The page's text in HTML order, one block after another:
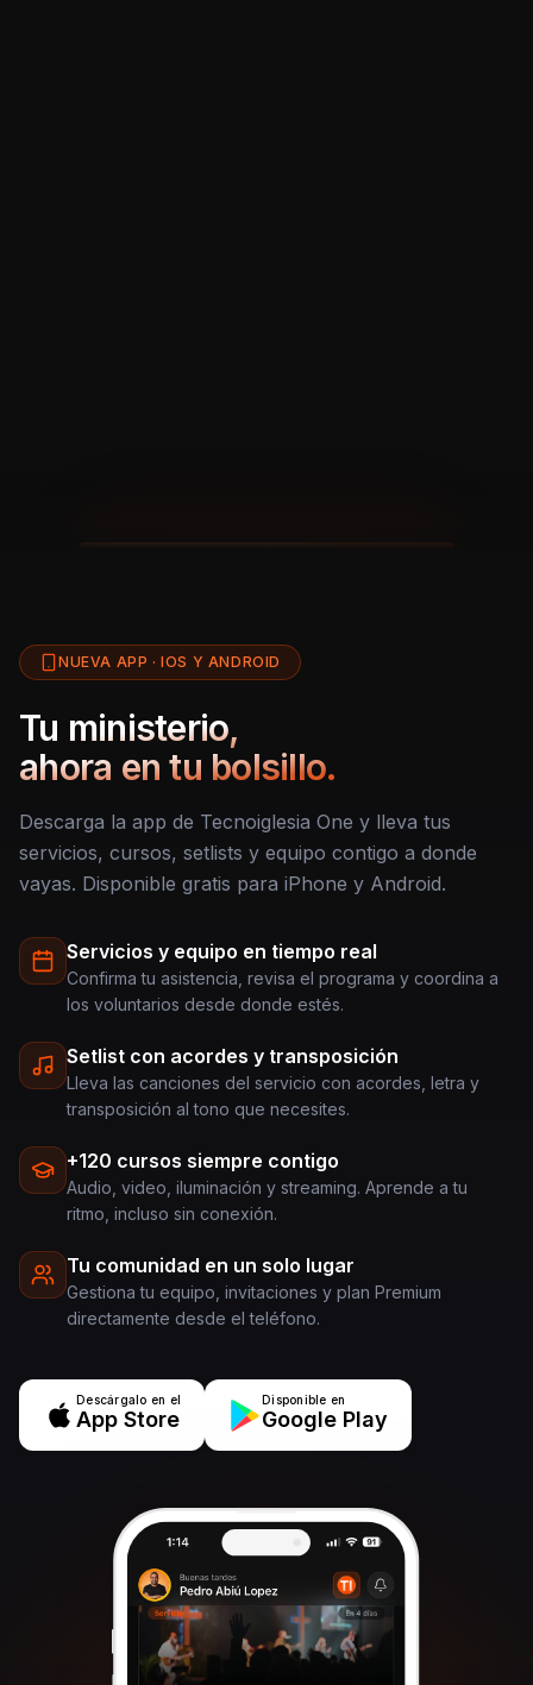
NUEVA APP · IOS Y ANDROID
Tu ministerio,
ahora en tu bolsillo.
Descarga la app de Tecnoiglesia One y lleva tus
servicios, cursos, setlists y equipo contigo a donde
vayas. Disponible gratis para iPhone y Android.
Servicios y equipo en tiempo real
Confirma tu asistencia, revisa el programa y coordina a
los voluntarios desde donde estés.
Setlist con acordes y transposición
Lleva las canciones del servicio con acordes, letra y
transposición al tono que necesites.
+120 cursos siempre contigo
Audio, video, iluminación y streaming. Aprende a tu
ritmo, incluso sin conexión.
Tu comunidad en un solo lugar
Gestiona tu equipo, invitaciones y plan Premium
directamente desde el teléfono.
Descárgalo en el
App Store
Disponible en
Google Play